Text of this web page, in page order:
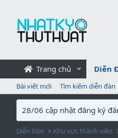
Trang chủ Diễn
Bài viết mới Tìm kiếm diễn đàn
28/06 cập nhật đăng ký
Diễn Đàn Khu vực thành viên